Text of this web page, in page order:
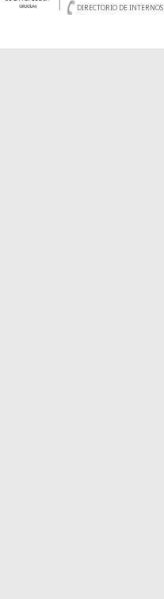
DIRECTORIO DE INTERNOS